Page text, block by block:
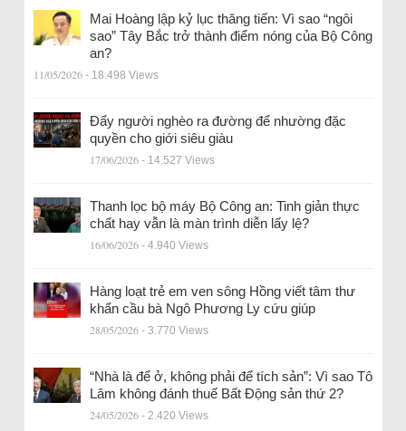
Mai Hoàng lập kỷ lục thăng tiến: Vì sao “ngôi
sao” Tây Bắc trở thành điểm nóng của Bộ Công
an?
11/05/2026 - 18.498 Views
Đẩy người nghèo ra đường để nhường đặc
quyền cho giới siêu giàu
17/06/2026 - 14.527 Views
Thanh lọc bộ máy Bộ Công an: Tinh giản thực
chất hay vẫn là màn trình diễn lấy lệ?
16/06/2026 - 4.940 Views
Hàng loạt trẻ em ven sông Hồng viết tâm thư
khẩn cầu bà Ngô Phương Ly cứu giúp
28/05/2026 - 3.770 Views
“Nhà là để ở, không phải để tích sản”: Vì sao Tô
Lâm không đánh thuế Bất Động sản thứ 2?
24/05/2026 - 2.420 Views